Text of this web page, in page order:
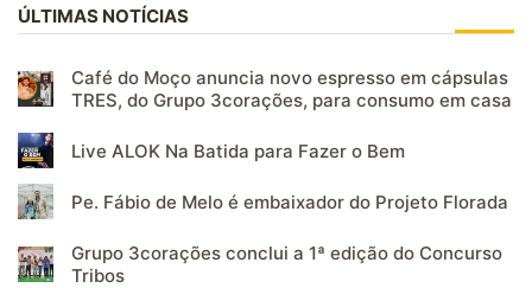
ÚLTIMAS NOTÍCIAS
Café do Moço anuncia novo espresso em cápsulas
TRES, do Grupo 3corações, para consumo em casa
Live ALOK Na Batida para Fazer o Bem
Pe. Fábio de Melo é embaixador do Projeto Florada
Grupo 3corações conclui a 1ª edição do Concurso
Tribos